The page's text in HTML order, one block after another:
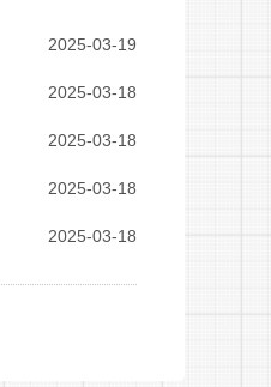
2025-03-19
2025-03-18
2025-03-18
2025-03-18
2025-03-18